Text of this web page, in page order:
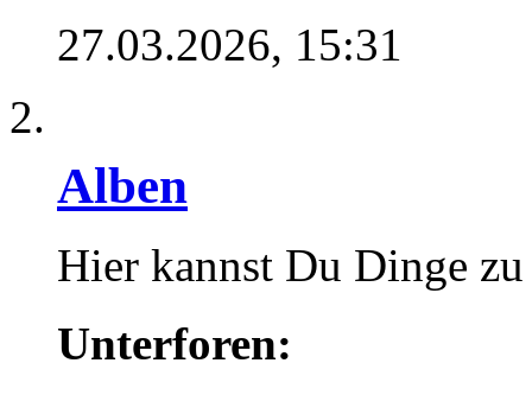
27.03.2026, 15:31
Alben
Hier kannst Du Dinge
Unterforen: